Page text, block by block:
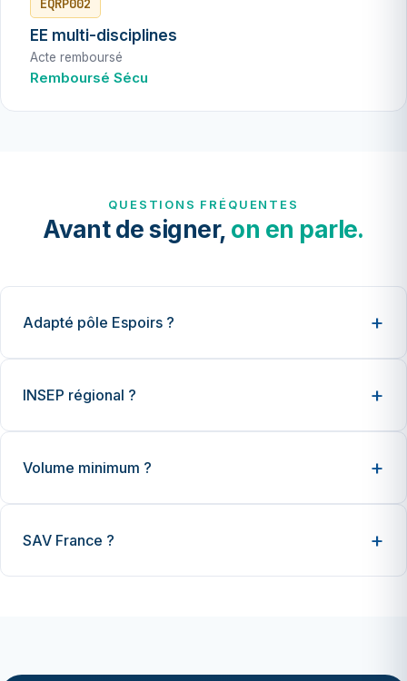
EQRP002
EE multi-disciplines
Acte remboursé
Remboursé Sécu
QUESTIONS FRÉQUENTES
Avant de signer, on en parle.
Adapté pôle Espoirs ?
INSEP régional ?
Volume minimum ?
SAV France ?